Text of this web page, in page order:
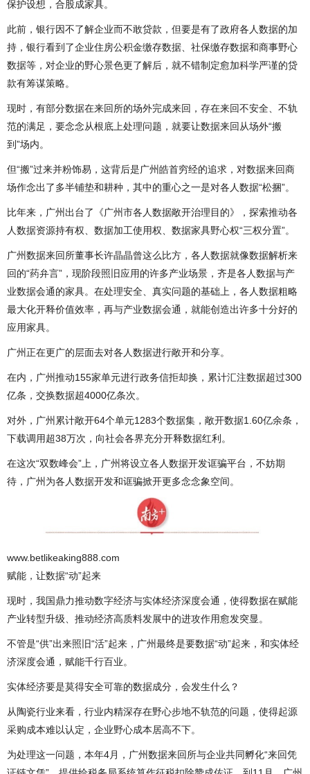
保护设想，合股成家具。
此前，银行因不了解企业而不敢贷款，但要是有了政府各人数据的加
持，银行看到了企业住房公积金缴存数据、社保缴存数据和商事野心
数据等，对企业的野心景色更了解后，就不错制定愈加科学严谨的贷
款有筹谋策略。
现时，有部分数据在来回所的场外完成来回，存在来回不安全、不轨
范的满足，要念念从根底上处理问题，就要让数据来回从场外“搬
到”场内。
但“搬”过来并粉饰易，这背后是广州皓首穷经的追求，对数据来回商
场作念出了多半铺垫和耕种，其中的重心之一是对各人数据“松捆”。
比年来，广州出台了《广州市各人数据敞开治理目的》，探索推动各
人数据资源持有权、数据加工使用权、数据家具野心权“三权分置”。
广州数据来回所董事长许晶晶曾这么比方，各人数据就像数据解析来
回的“药弁言”，现阶段照旧应用的许多产业场景，齐是各人数据与产
业数据会通的家具。在处理安全、真实问题的基础上，各人数据粗略
最大化开释价值效率，再与产业数据会通，就能创造出许多十分好的
应用家具。
广州正在更广的层面去对各人数据进行敞开和分享。
在内，广州推动155家单元进行政务信拒却换，累计汇注数据超过300
亿条，交换数据超4000亿条次。
对外，广州累计敞开64个单元1283个数据集，敞开数据1.60亿余条，
下载调用超38万次，向社会各界充分开释数据红利。
在这次“双数峰会”上，广州将设立各人数据开发诓骗平台，不妨期
待，广州为各人数据开发和诓骗掀开更多念念象空间。
www.betlikeaking888.com
赋能，让数据“动”起来
现时，我国鼎力推动数字经济与实体经济深度会通，使得数据在赋能
产业转型升级、推动经济高质料发展中的进攻作用愈发突显。
不管是“供”出来照旧“活”起来，广州最终是要数据“动”起来，和实体经
济深度会通，赋能千行百业。
实体经济要是莫得安全可靠的数据成分，会发生什么？
从陶瓷行业来看，行业内精深存在野心步地不轨范的问题，使得起源
采购成本难以认定，企业野心成本居高不下。
为处理这一问题，本年4月，广州数据来回所与企业共同孵化“来回凭